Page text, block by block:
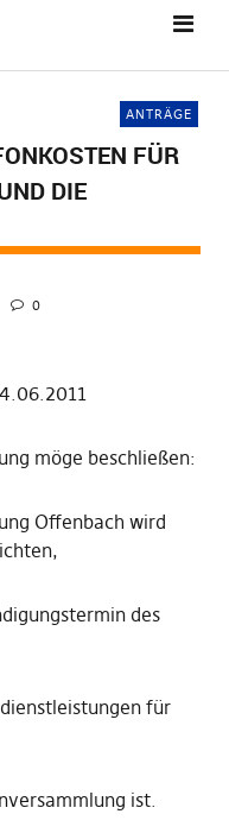
ANTRÄGE
FÜR
DIE
0
möge beschließen:
Offenbach wird
des
für
ist.